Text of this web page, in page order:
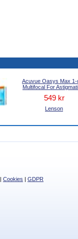
Acuvue Oasys Max 1-
Multifocal For
549 kr
Lenson
| Cookies | GDPR